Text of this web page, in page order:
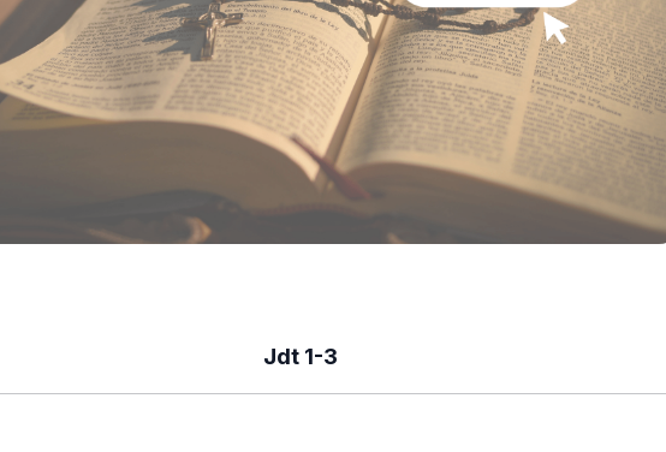
Jdt 1-3